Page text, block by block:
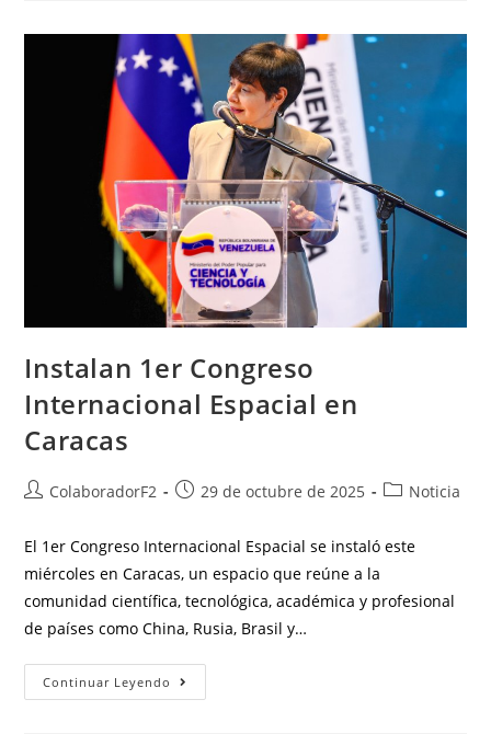
Instalan 1er Congreso
Internacional Espacial en
Caracas
ColaboradorF2 29 de octubre de 2025 Noticia
El 1er Congreso Internacional Espacial se instaló este
miércoles en Caracas, un espacio que reúne a la
comunidad científica, tecnológica, académica y profesional
de países como China, Rusia, Brasil y…
Continuar Leyendo